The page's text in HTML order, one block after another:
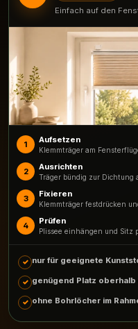
Einfach auf den
1 Aufsetzen
Klemmträger am
2 Ausrichten
Träger bündig zur Dichtung
3 Fixieren
Klemmträger festdrücken
4 Prüfen
Plissee einhängen und Sitz
nur für geeignete
genügend Platz
ohne Bohrlöcher im